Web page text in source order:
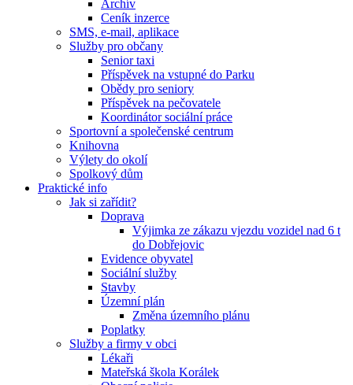
Archív
Ceník inzerce
SMS, e-mail, aplikace
Služby pro občany
Senior taxi
Příspěvek na vstupné do Parku
Obědy pro seniory
Příspěvek na pečovatele
Koordinátor sociální práce
Sportovní a společenské centrum
Knihovna
Výlety do okolí
Spolkový dům
Praktické info
Jak si zařídit?
Doprava
Výjimka ze zákazu vjezdu vozidel nad 6 t
do Dobřejovic
Evidence obyvatel
Sociální služby
Stavby
Územní plán
Změna územního plánu
Poplatky
Služby a firmy v obci
Lékaři
Mateřská škola Korálek